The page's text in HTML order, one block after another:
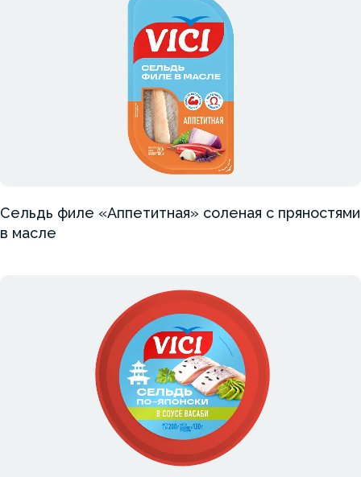
Сельдь филе «Аппетитная» соленая с пряностями
в масле